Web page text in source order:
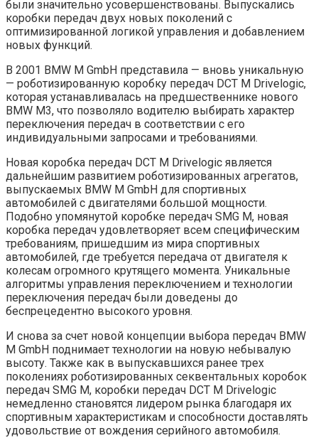
были значительно усовершенствованы. Выпускались
коробки передач двух новых поколений с
оптимизированной логикой управления и добавлением
новых функций.
В 2001 BMW M GmbH представила — вновь уникальную
— роботизированную коробку передач DCT М Drivelogic,
которая устанавливалась на предшественнике нового
BMW M3, что позволяло водителю выбирать характер
переключения передач в соответствии с его
индивидуальными запросами и требованиями.
Новая коробка передач DCT М Drivelogic является
дальнейшим развитием роботизированных агрегатов,
выпускаемых BMW M GmbH для спортивных
автомобилей с двигателями большой мощности.
Подобно упомянутой коробке передач SMG М, новая
коробка передач удовлетворяет всем специфическим
требованиям, пришедшим из мира спортивных
автомобилей, где требуется передача от двигателя к
колесам огромного крутящего момента. Уникальные
алгоритмы управления переключением и технологии
переключения передач были доведены до
беспрецедентно высокого уровня.
И снова за счет новой концепции выбора передач BMW
M GmbH поднимает технологии на новую небывалую
высоту. Также как в выпускавшихся ранее трех
поколениях роботизированных секвентальных коробок
передач SMG М, коробки передач DCT М Drivelogic
немедленно становятся лидером рынка благодаря их
спортивным характеристикам и способности доставлять
удовольствие от вождения серийного автомобиля.